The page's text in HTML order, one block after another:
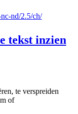
nd/2.5/ch/
tekst inzien
te verspreiden
of